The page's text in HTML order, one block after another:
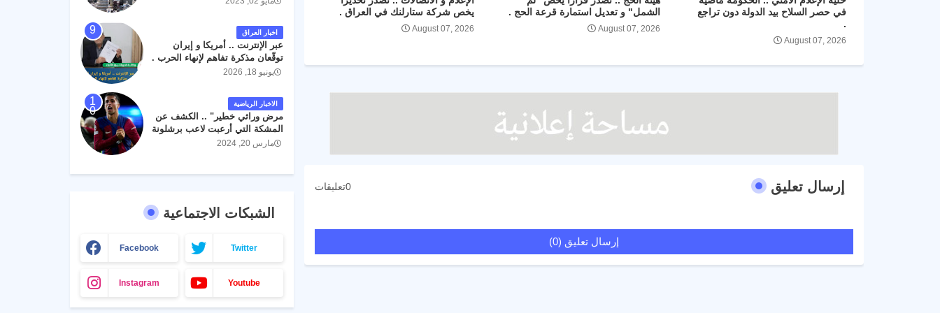
في حصر السلاح بيد الدولة دون تراجع
.
August 07, 2026
الشمل" و تعديل استمارة قرعة الحج .
August 07, 2026
يخص شركة ستارلنك في العراق .
August 07, 2026
إرسال تعليق 0تعليقات
إرسال تعليق (0)
اخبار العراق
عبر الإنترنت .. أمريكا و إيران
توقّعان مذكرة تفاهم لإنهاء الحرب .
يونيو 18, 2026
الاخبار الرياضية
مرض وراثي خطير" .. الكشف عن
المشكة التي أرعبت لاعب برشلونة
جواو كانسيلو
مارس 20, 2024
الشبكات الاجتماعية
Facebook Twitter
Instagram Youtube